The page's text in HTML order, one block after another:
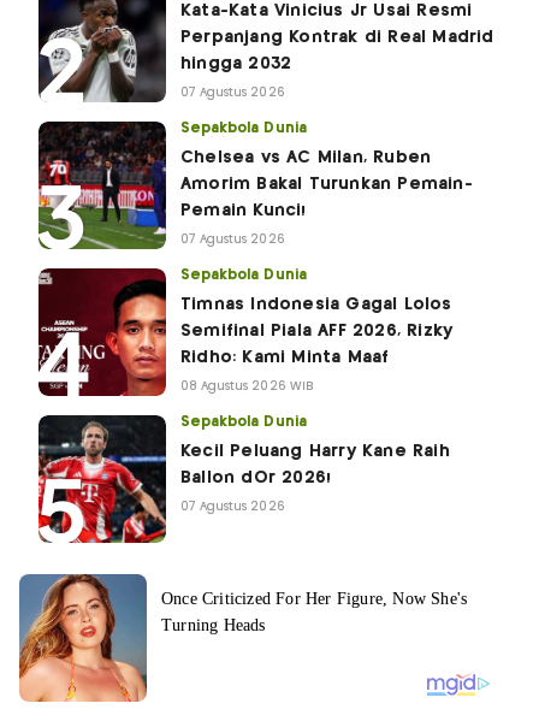
Kata-Kata Vinicius Jr Usai Resmi
Perpanjang Kontrak di Real Madrid
hingga 2032
07 Agustus 2026
Sepakbola Dunia
Chelsea vs AC Milan, Ruben
Amorim Bakal Turunkan Pemain-
Pemain Kunci!
07 Agustus 2026
Sepakbola Dunia
Timnas Indonesia Gagal Lolos
Semifinal Piala AFF 2026, Rizky
Ridho: Kami Minta Maaf
08 Agustus 2026 WIB
Sepakbola Dunia
Kecil Peluang Harry Kane Raih
Ballon dOr 2026!
07 Agustus 2026